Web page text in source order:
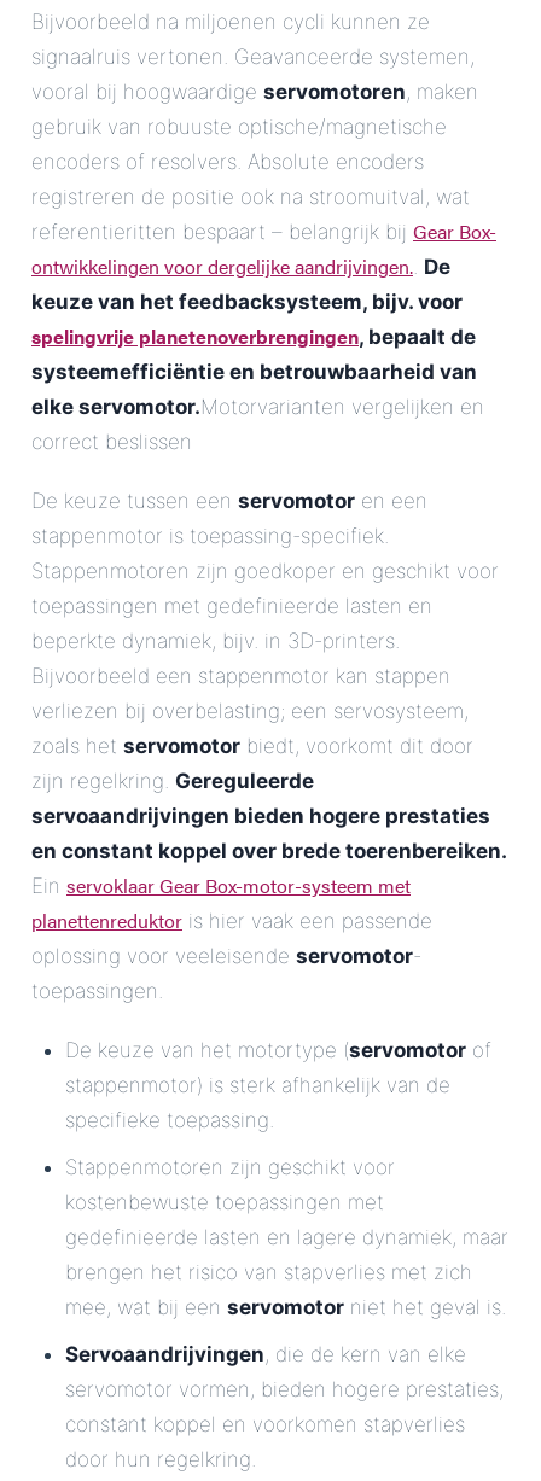
Bijvoorbeeld na miljoenen cycli kunnen ze
signaalruis vertonen. Geavanceerde systemen,
vooral bij hoogwaardige servomotoren, maken
gebruik van robuuste optische/magnetische
encoders of resolvers. Absolute encoders
registreren de positie ook na stroomuitval, wat
referentieritten bespaart – belangrijk bij Gear Box-
ontwikkelingen voor dergelijke aandrijvingen.. De
keuze van het feedbacksysteem, bijv. voor
spelingvrije planetenoverbrengingen, bepaalt de
systeemefficiëntie en betrouwbaarheid van
elke servomotor.Motorvarianten vergelijken en
correct beslissen
De keuze tussen een servomotor en een
stappenmotor is toepassing-specifiek.
Stappenmotoren zijn goedkoper en geschikt voor
toepassingen met gedefinieerde lasten en
beperkte dynamiek, bijv. in 3D-printers.
Bijvoorbeeld een stappenmotor kan stappen
verliezen bij overbelasting; een servosysteem,
zoals het servomotor biedt, voorkomt dit door
zijn regelkring. Gereguleerde
servoaandrijvingen bieden hogere prestaties
en constant koppel over brede toerenbereiken.
Ein servoklaar Gear Box-motor-systeem met
planettenreduktor is hier vaak een passende
oplossing voor veeleisende servomotor-
toepassingen.
De keuze van het motortype (servomotor of
stappenmotor) is sterk afhankelijk van de
specifieke toepassing.
Stappenmotoren zijn geschikt voor
kostenbewuste toepassingen met
gedefinieerde lasten en lagere dynamiek, maar
brengen het risico van stapverlies met zich
mee, wat bij een servomotor niet het geval is.
Servoaandrijvingen, die de kern van elke
servomotor vormen, bieden hogere prestaties,
constant koppel en voorkomen stapverlies
door hun regelkring.